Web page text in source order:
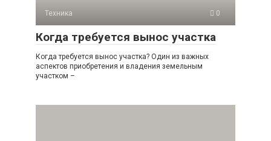
Техника 0
Когда требуется вынос участка
Когда требуется вынос участка? Один из важных
аспектов приобретения и владения земельным
участком –